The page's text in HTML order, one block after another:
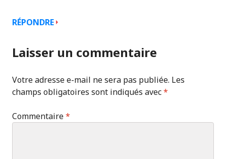
RÉPONDRE
Laisser un commentaire
Votre adresse e-mail ne sera pas publiée. Les
champs obligatoires sont indiqués avec*
Commentaire*